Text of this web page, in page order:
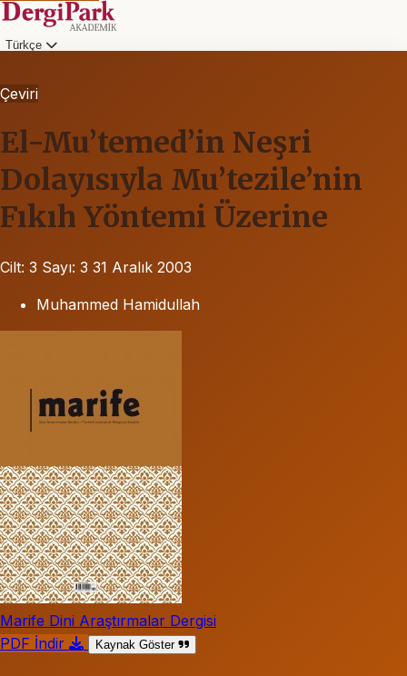
Türkçe
Çeviri
El-Mu’temed’in Neşri
Dolayısıyla Mu’tezile’nin
Fıkıh Yöntemi Üzerine
Cilt: 3 Sayı: 3 31 Aralık 2003
Muhammed Hamidullah
Marife Dini Araştırmalar Dergisi
PDF İndir
Kaynak Göster